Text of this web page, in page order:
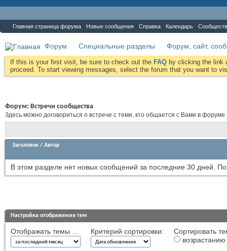
Главная страница форума Новые сообщения Справка Календарь
Форум Специальные разделы Форум, сайт,
If this is your first visit, be sure to check out the FAQ by clicking the link
proceed. To start viewing messages, select the forum that you want to
Форум: Встречи сообщества
Здесь можно договориться о встрече с теми, кто общается с Вами в форуме
Заголовок / Автор
В этом разделе нет новых сообщений за последние 30 дней.
Настройка отображения тем
Отображать темы ... Критерий сортировки:
Сортировать
возрастанию